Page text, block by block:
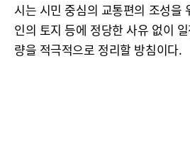
시는 시민 중심의 교통편의 조성을
인의 토지 등에 정당한 사유 없이
량을 적극적으로 정리할 방침이다.